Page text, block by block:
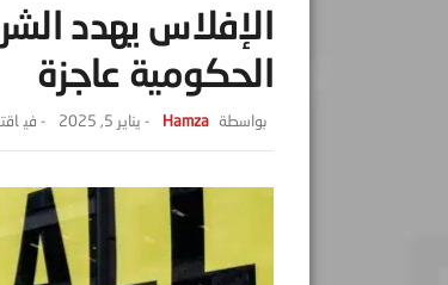
الإفلاس يهدد
الحكومية عاجزة
Hamza
- يناير 5, 2025 - ‎في